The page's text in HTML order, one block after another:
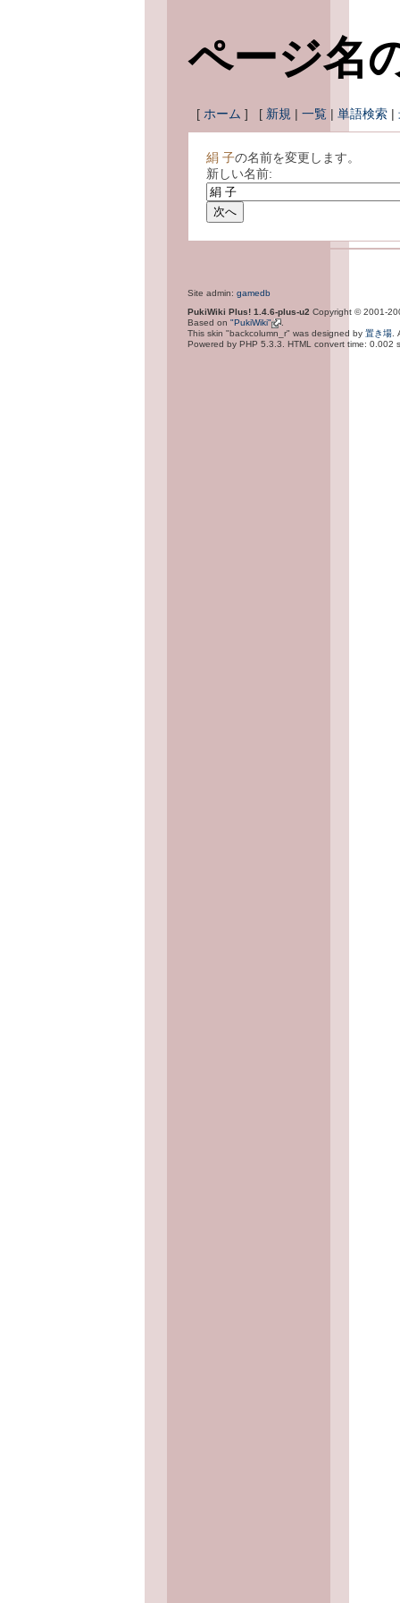
ページ名
[ ホーム ] [ 新規 | 一覧 | 単語検索 |
絹 子の名前を変更します。
新しい名前:
Site admin: gamedb
PukiWiki Plus! 1.4.6-plus-u2 Copyright © 2001-
Based on "PukiWiki"
This skin "backcolumn_r" was designed by 置き場
Powered by PHP 5.3.3. HTML convert time: 0.002